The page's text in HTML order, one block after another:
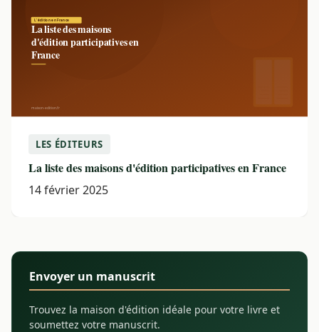
LES ÉDITEURS
La liste des maisons d'édition participatives en France
14 février 2025
Envoyer un manuscrit
Trouvez la maison d'édition idéale pour votre livre et
soumettez votre manuscrit.